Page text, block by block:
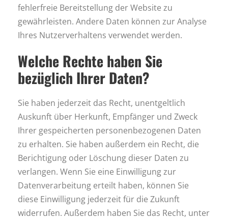
fehlerfreie Bereitstellung der Website zu
gewährleisten. Andere Daten können zur Analyse
Ihres Nutzerverhaltens verwendet werden.
Welche Rechte haben Sie
bezüglich Ihrer Daten?
Sie haben jederzeit das Recht, unentgeltlich
Auskunft über Herkunft, Empfänger und Zweck
Ihrer gespeicherten personenbezogenen Daten
zu erhalten. Sie haben außerdem ein Recht, die
Berichtigung oder Löschung dieser Daten zu
verlangen. Wenn Sie eine Einwilligung zur
Datenverarbeitung erteilt haben, können Sie
diese Einwilligung jederzeit für die Zukunft
widerrufen. Außerdem haben Sie das Recht, unter